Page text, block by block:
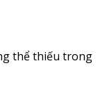
thể thiếu trong